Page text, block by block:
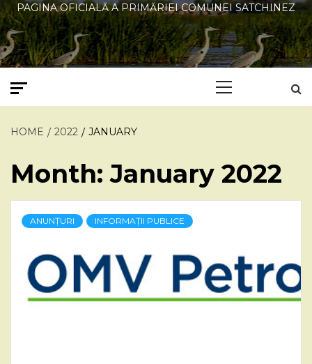
PAGINA OFICIALĂ A PRIMĂRIEI COMUNEI SATCHINEZ
HOME 2022 JANUARY
Month:January 2022
ANUNȚURI INFORMAȚII PUBLICE